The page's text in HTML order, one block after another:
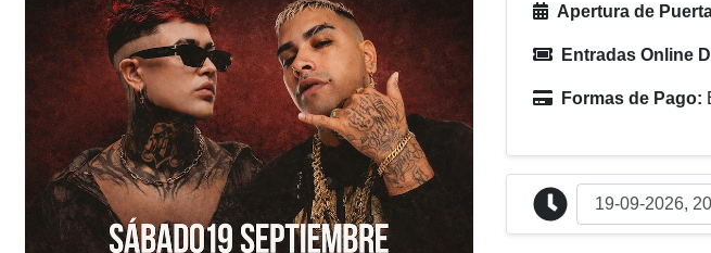
Apertura de
Entradas Online
Formas de Pago: